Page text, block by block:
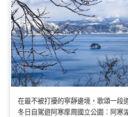
在最不被打擾的寧靜邊境，歌頌一段
冬日自駕遊阿寒摩周國立公園：阿寒